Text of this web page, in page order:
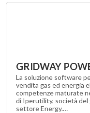
GRIDWAY
La soluzione software
vendita gas ed energia
competenze maturate
di Iperutility, società del
settore Energy.…